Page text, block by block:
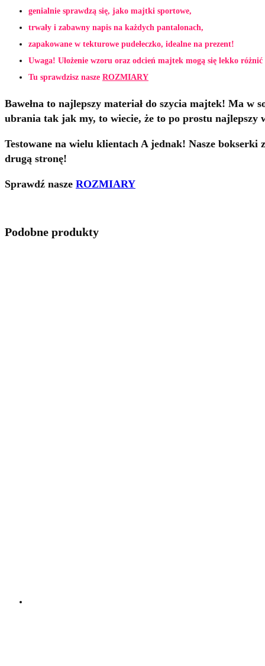
genialnie sprawdzą się, jako majtki sportowe,
trwały i zabawny napis na każdych pantalonach,
zapakowane w tekturowe pudełeczko, idealne na prezent!
Uwaga! Ułożenie wzoru oraz odcień majtek mogą się lekko
Tu sprawdzisz nasze ROZMIARY
Bawełna to najlepszy materiał do szycia majtek! Ma w
ubrania tak jak my, to wiecie, że to po prostu najlepszy
Testowane na wielu klientach A jednak! Nasze
drugą stronę!
Sprawdź nasze ROZMIARY
Podobne produkty